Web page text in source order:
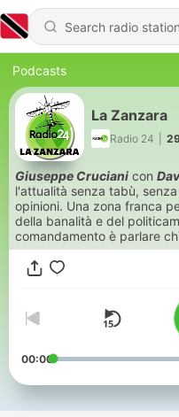
Podcasts
La Zanzara
Radio 24
Giuseppe Cruciani con
l'attualità senza tabù,
opinioni. Una zona franca
della banalità e del
comandamento è parlare
00:00